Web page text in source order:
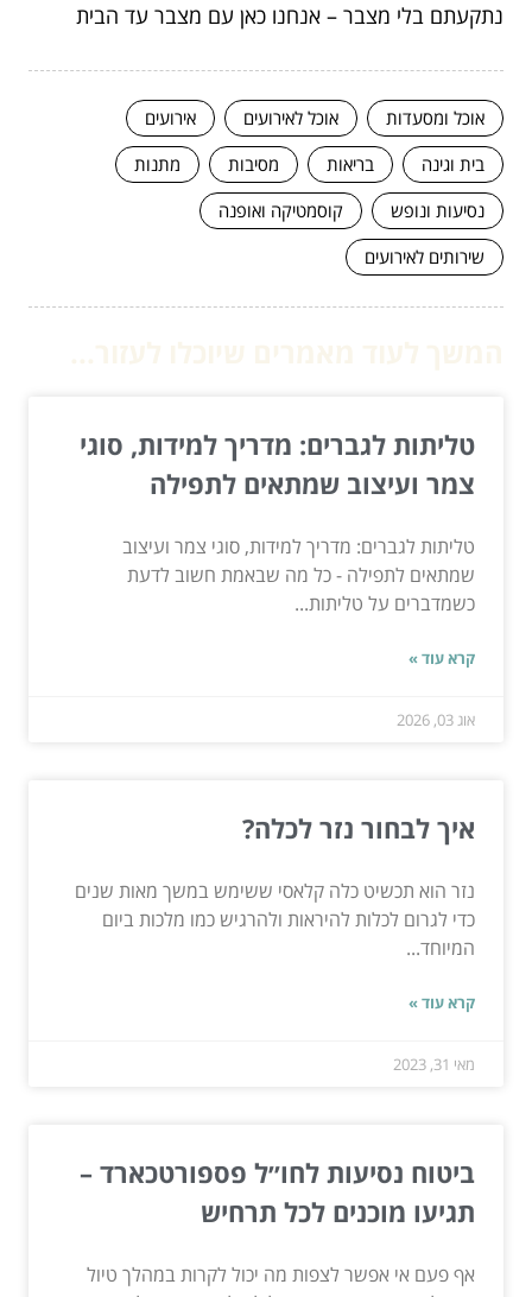
נתקעתם בלי מצבר – אנחנו כאן עם מצבר עד הבית
אוכל ומסעדות אוכל לאירועים
אירועים
בית וגינה
בריאות מסיבות
מתנות
נסיעות ונופש
קוסמטיקה ואופנה
שירותים לאירועים
טליתות לגברים: מדריך למידות, סוגי
צמר ועיצוב שמתאים לתפילה
טליתות לגברים: מדריך למידות, סוגי צמר ועיצוב
שמתאים לתפילה - כל מה שבאמת חשוב לדעת
כשמדברים על טליתות...
קרא עוד »
אוג 03, 2026
איך לבחור נזר לכלה?
נזר הוא תכשיט כלה קלאסי ששימש במשך מאות שנים
כדי לגרום לכלות להיראות ולהרגיש כמו מלכות ביום
המיוחד...
קרא עוד »
מאי 31, 2023
ביטוח נסיעות לחו״ל פספורטכארד –
תגיעו מוכנים לכל תרחיש
אף פעם אי אפשר לצפות מה יכול לקרות במהלך טיול